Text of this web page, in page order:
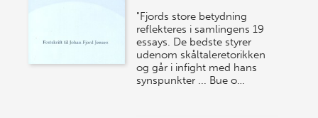
"Fjords store betydning
reflekteres i samlingens 19
essays. De bedste styrer
udenom skåltaleretorikken
og går i infight med hans
synspunkter ... Bue o…